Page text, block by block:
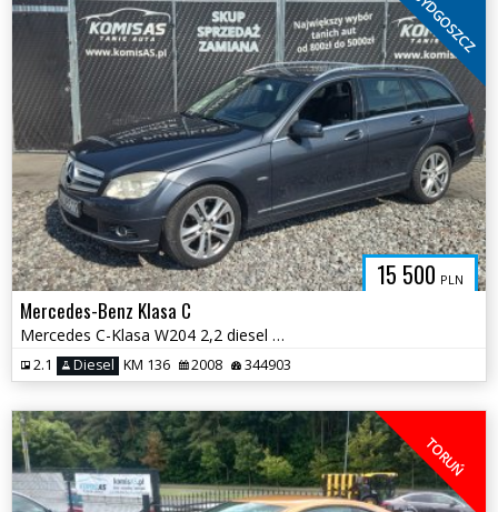
15 500 PLN
BYDGOSZCZ
Mercedes-Benz Klasa C
Mercedes C-Klasa W204 2,2 diesel * Automat Klimatyzacja Hak Zadbany *
2.1 Diesel KM 136 2008 344903
TORUŃ